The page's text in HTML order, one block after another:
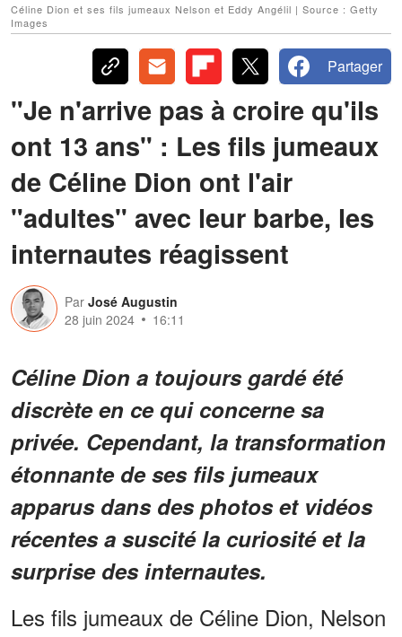
Céline Dion et ses fils jumeaux Nelson et Eddy Angélil | Source : Getty
Images
Partager
"Je n'arrive pas à croire qu'ils
ont 13 ans" : Les fils jumeaux
de Céline Dion ont l'air
"adultes" avec leur barbe, les
internautes réagissent
Par José Augustin
28 juin 2024
16:11
Céline Dion a toujours gardé été
discrète en ce qui concerne sa
privée. Cependant, la transformation
étonnante de ses fils jumeaux
apparus dans des photos et vidéos
récentes a suscité la curiosité et la
surprise des internautes.
Les fils jumeaux de Céline Dion, Nelson